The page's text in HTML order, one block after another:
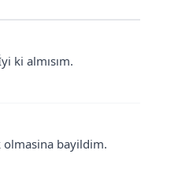
ki almısım.
olmasina bayildim.